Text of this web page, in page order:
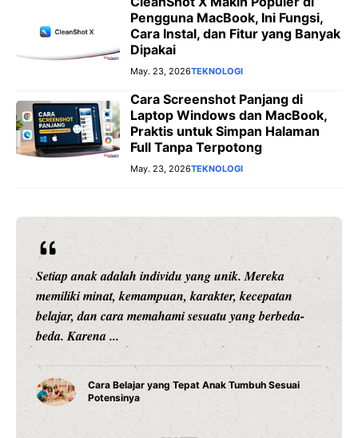
Pengguna MacBook, Ini Fungsi,
Cara Instal, dan Fitur yang Banyak
Dipakai
May. 23, 2026TEKNOLOGI
Cara Screenshot Panjang di
Laptop Windows dan MacBook,
Praktis untuk Simpan Halaman
Full Tanpa Terpotong
May. 23, 2026TEKNOLOGI
Setiap anak adalah individu yang unik. Mereka
memiliki minat, kemampuan, karakter, kecepatan
belajar, dan cara memahami sesuatu yang berbeda-
beda. Karena ...
Cara Belajar yang Tepat Anak Tumbuh Sesuai
Potensinya